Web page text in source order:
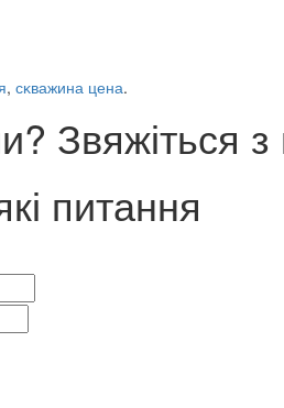
, сĸважина цена.
Звяжіться з
питання